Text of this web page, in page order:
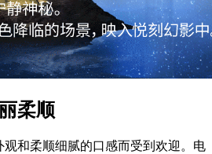
柔顺
观和柔顺细腻的口感而受到欢迎。电